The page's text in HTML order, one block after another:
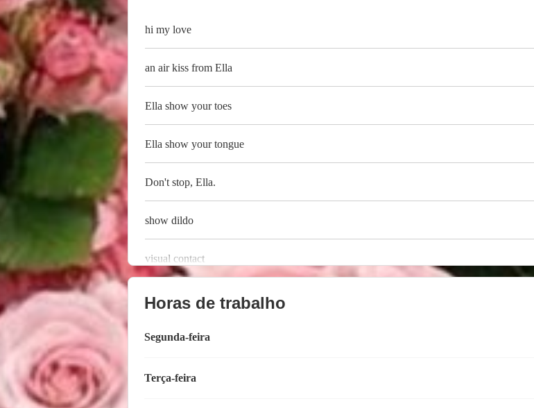
hi my love
an air kiss from Ella
Ella show your toes
Ella show your tongue
Don't stop, Ella.
show dildo
visual contact
Horas de trabalho
Segunda-feira
Terça-feira